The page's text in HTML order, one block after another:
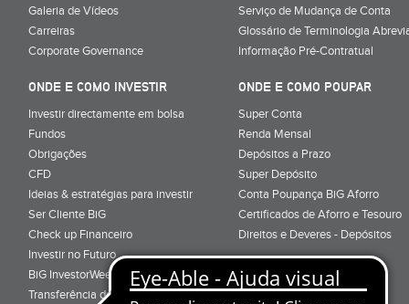
Galeria de Vídeos
Carreiras
Corporate Governance
Serviço de Mudança de Conta
Glossário de Terminologia
Informação Pré-Contratual
ONDE E COMO INVESTIR
Investir directamente em bolsa
Fundos
Obrigações
CFD
Ideias & estratégias para investir
Ser Cliente BiG
Check up Financeiro
Investir no Futuro
BiG InvestorWeek 2025;
Transferência de Carteiras;
ONDE E COMO POUPAR
Super Conta
Renda Mensal
Depósitos a Prazo
Super Depósito
Conta Poupança BiG Aforro
Certificados de Aforro e Tesouro
Direitos e Deveres - Depósitos